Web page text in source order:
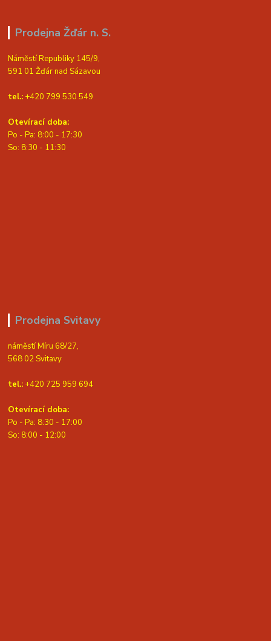
Prodejna Žďár n. S.
Náměstí Republiky 145/9,
591 01 Žďár nad Sázavou
tel.: +420 799 530 549
Otevírací doba:
Po - Pa: 8:00 - 17:30
So: 8:30 - 11:30
Prodejna Svitavy
náměstí Míru 68/27,
568 02 Svitavy
tel.: +420 725 959 694
Otevírací doba:
Po - Pa: 8:30 - 17:00
So: 8:00 - 12:00